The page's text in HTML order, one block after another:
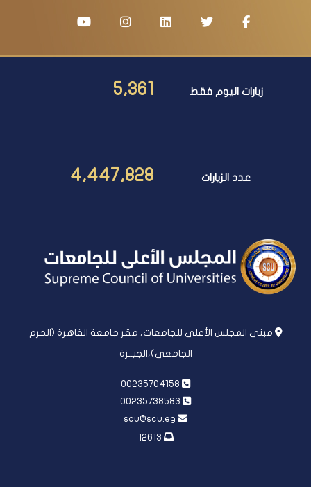
زيارات اليوم فقط 5,361
عدد الزيارات 4,447,828
مبنى المجلس الأعلى للجامعات، مقر جامعة القاهرة (الحرم
الجامعى)،الجيــزة